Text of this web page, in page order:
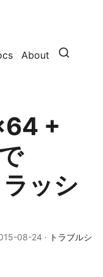
About
+
ッシ
08-24 · トラブルシ